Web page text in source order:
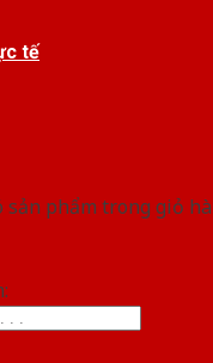
tế
sản phẩm trong giỏ